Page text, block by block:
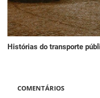
Histórias do transporte
COMENTÁRIOS